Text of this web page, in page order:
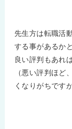
先生方は転職活
する事があるか
良い評判もあれ
（悪い評判ほど
くなりがちです